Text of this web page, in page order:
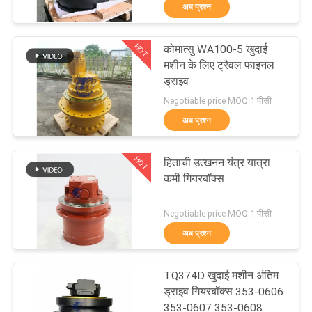
फैक्टरी
यात्रा
गुणवत्ता
नियंत्रण
करें
खुदाई अंतिम ड्राइव
910
खुदाई घुमाओ गियरबॉक्स
196
अब प्रश्न
HOT
कोमात्सु WA100-5 खुदाई
मशीन के लिए ट्रैवल फाइनल
ड्राइव
Negotiable price MOQ:1 पीसी
अब प्रश्न
HOT
हिताची उत्खनन यंत्र यात्रा
कमी गियरबॉक्स
Negotiable price MOQ:1 पीसी
अब प्रश्न
TQ374D खुदाई मशीन अंतिम
ड्राइव गियरबॉक्स 353-0606
353-0607 353-0608